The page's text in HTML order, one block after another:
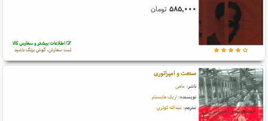
۵۸۵,۰۰۰ تومان
اطلاعات بیشتر و سفارش کالا
ثبت سفارش، گوش بزنگ باشید
صنعت و امپراتوری
ناشر: ماهی
نویسنده: اریک هابسبام
مترجم: عبدالله کوثری